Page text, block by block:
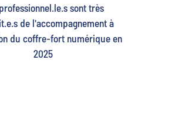
sont très
de l'accompagnement à
du coffre-fort numérique en
2025